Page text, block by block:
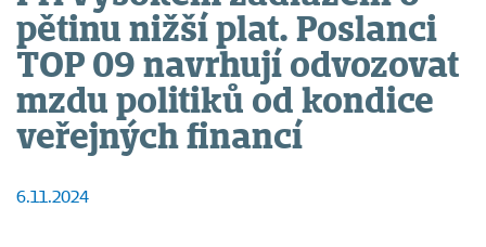
pětinu nižší plat. Poslanci
TOP 09 navrhují odvozovat
mzdu politiků od kondice
veřejných financí
6.11.2024